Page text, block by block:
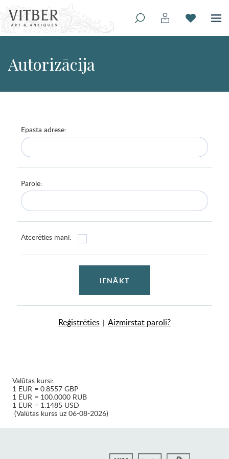
Autorizācija
Epasta adrese:
Parole:
Atcerēties mani:
IENĀKT
Reģistrēties | Aizmirstat paroli?
Valūtas kursi:
1 EUR = 0.8557 GBP
1 EUR = 100.0000 RUB
1 EUR = 1.1485 USD
(Valūtas kurss uz 06-08-2026)